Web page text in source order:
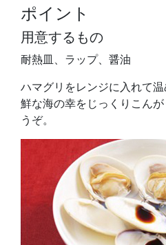
ポイント
用意するもの
耐熱皿、ラップ、醤油
ハマグリをレンジに入れて
鮮な海の幸をじっくりこん
うぞ。